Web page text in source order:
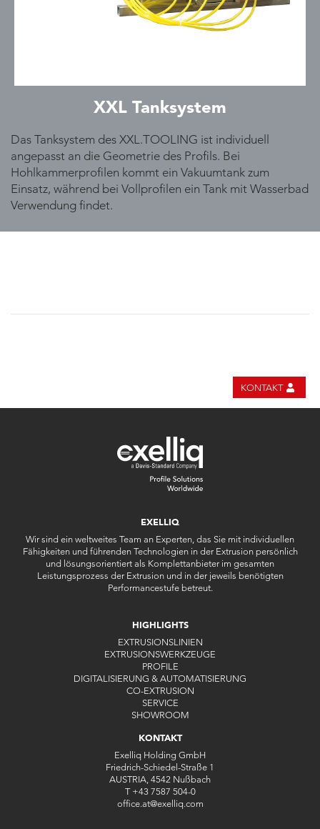
XXL Tanksystem
Das Tanksystem des XXL.TOOLING ist individuell
angepasst an die Geometrie des Profils. Bei
Hohlkammerprofilen kommt ein Vakuumtank zum
Einsatz, während bei Vollprofilen ein Tank mit Wasserbad
Verwendung findet.
KONTAKT
EXELLIQ
Wir sind ein weltweites Team an Experten, das Sie mit individuellen
Fähigkeiten und führenden Technologien in der Extrusion persönlich
und lösungsorientiert als Komplettanbieter im gesamten
Leistungsprozess der Extrusion und in der jeweils benötigten
Performancestufe betreut.
HIGHLIGHTS
EXTRUSIONSLINIEN
EXTRUSIONSWERKZEUGE
PROFILE
DIGITALISIERUNG & AUTOMATISIERUNG
CO-EXTRUSION
SERVICE
SHOWROOM
KONTAKT
Exelliq Holding GmbH
Friedrich-Schiedel-Straße 1
AUSTRIA, 4542 Nußbach
T+43 7587 504-0
office.at@exelliq.com